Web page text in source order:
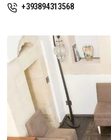
+393894313568